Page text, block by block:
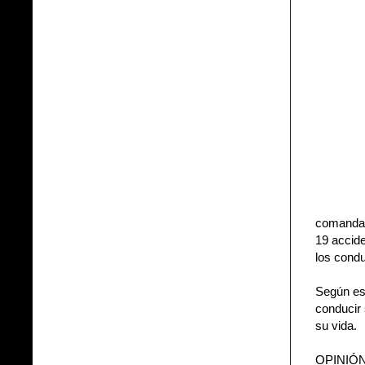
19
los
Según
conducir
su vida.